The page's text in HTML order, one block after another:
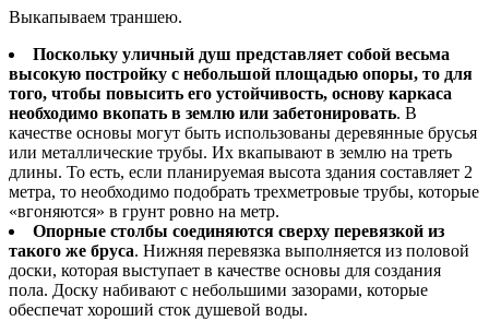
Выкапываем траншею.
Поскольку уличный душ представляет собой весьма
высокую постройку с небольшой площадью опоры, то для
того, чтобы повысить его устойчивость, основу каркаса
необходимо вкопать в землю или забетонировать. В
качестве основы могут быть использованы деревянные брусья
или металлические трубы. Их вкапывают в землю на треть
длины. То есть, если планируемая высота здания составляет 2
метра, то необходимо подобрать трехметровые трубы, которые
«вгоняются» в грунт ровно на метр.
Опорные столбы соединяются сверху перевязкой из
такого же бруса. Нижняя перевязка выполняется из половой
доски, которая выступает в качестве основы для создания
пола. Доску набивают с небольшими зазорами, которые
обеспечат хороший сток душевой воды.